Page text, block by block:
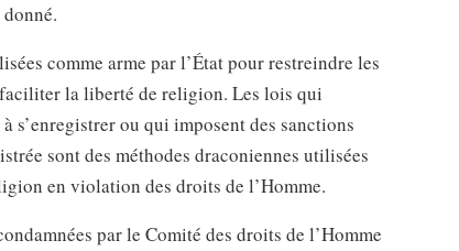
comme arme par l’État pour restreindre les
la liberté de religion. Les lois qui
s’enregistrer ou qui imposent des sanctions
sont des méthodes draconiennes utilisées
en violation des droits de l’Homme.
par le Comité des droits de l’Homme